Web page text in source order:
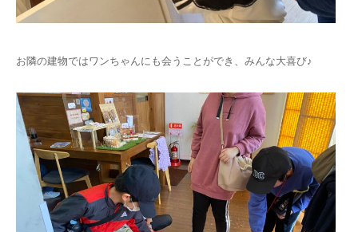
お隣の建物ではワンちゃんにも会うことができ、みんな大喜び♪